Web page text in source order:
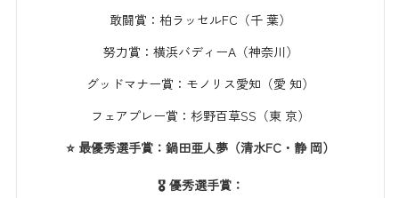
敢闘賞：柏ラッセルFC（千 葉）
努力賞：横浜バディーA（神奈川）
グッドマナー賞：モノリス愛知（愛 知）
フェアプレー賞：杉野百草SS（東 京）
⭐ 最優秀選手賞：鍋田亜人夢（清水FC・静 岡）
🎖️ 優秀選手賞：